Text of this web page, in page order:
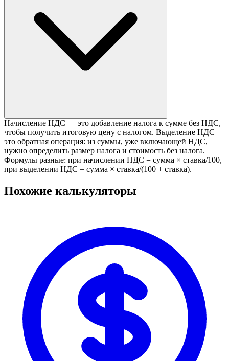
Начисление НДС — это добавление налога к сумме без НДС,
чтобы получить итоговую цену с налогом. Выделение НДС —
это обратная операция: из суммы, уже включающей НДС,
нужно определить размер налога и стоимость без налога.
Формулы разные: при начислении НДС = сумма × ставка/100,
при выделении НДС = сумма × ставка/(100 + ставка).
Похожие калькуляторы